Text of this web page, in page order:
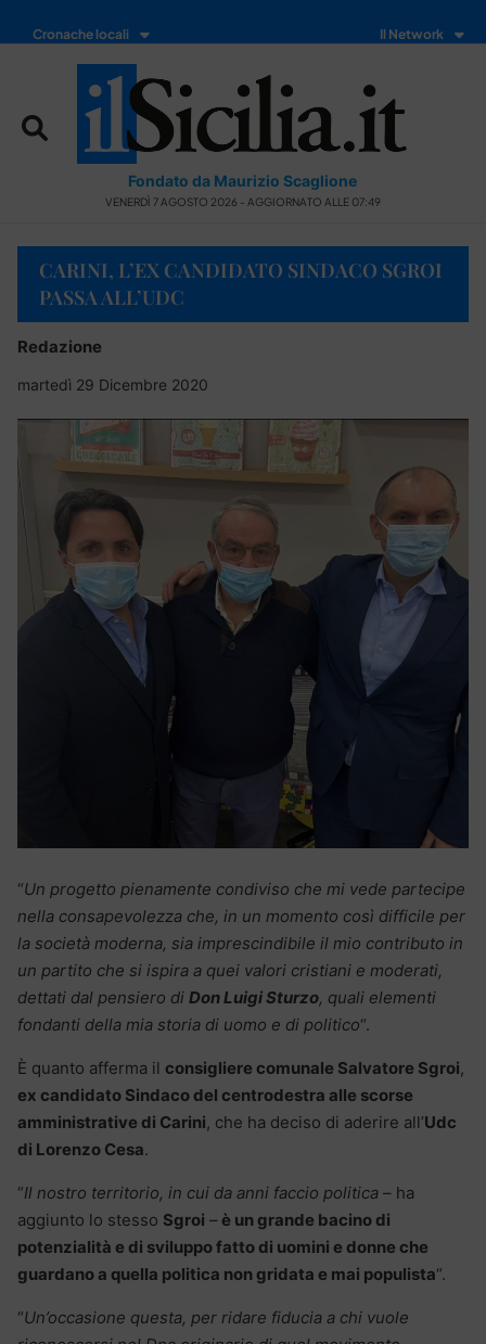
Cronache locali Il Network
Fondato da Maurizio Scaglione
VENERDÌ 7 AGOSTO 2026 - AGGIORNATO ALLE 07:49
CARINI, L’EX CANDIDATO SINDACO SGROI
PASSA ALL’UDC
Redazione
martedì 29 Dicembre 2020
“Un progetto pienamente condiviso che mi vede partecipe
nella consapevolezza che, in un momento così difficile per
la società moderna, sia imprescindibile il mio contributo in
un partito che si ispira a quei valori cristiani e moderati,
dettati dal pensiero di Don Luigi Sturzo, quali elementi
fondanti della mia storia di uomo e di politico“.
È quanto afferma il consigliere comunale Salvatore Sgroi,
ex candidato Sindaco del centrodestra alle scorse
amministrative di Carini, che ha deciso di aderire all’Udc
di Lorenzo Cesa.
“Il nostro territorio, in cui da anni faccio politica – ha
aggiunto lo stesso Sgroi – è un grande bacino di
potenzialità e di sviluppo fatto di uomini e donne che
guardano a quella politica non gridata e mai populista“.
“Un’occasione questa, per ridare fiducia a chi vuole